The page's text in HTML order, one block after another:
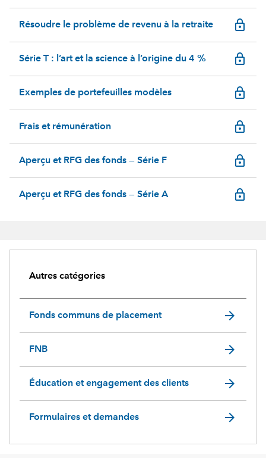
Résoudre le problème de revenu à la retraite lock_outline
Série T : l’art et la science à l’origine du 4 % lock_outline
Exemples de portefeuilles modèles lock_outline
Frais et rémunération lock_outline
Aperçu et RFG des fonds — Série F lock_outline
Aperçu et RFG des fonds — Série A lock_outline
Autres catégories
Fonds communs de placement arrow_forward
FNB arrow_forward
Éducation et engagement des clients arrow_forward
Formulaires et demandes arrow_forward